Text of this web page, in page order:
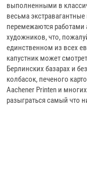
выполненными в
весьма
перемежаются
художников, что,
единственном из всех
капустник может
Берлинских базарах и
колбасок, печеного
Aachener Printen и
разыграться самый что